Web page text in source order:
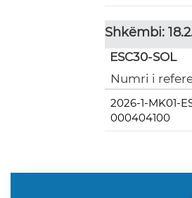
Shkëmbi:
ESC30-SOL
Numri i
2026-1-MK01-
000404100